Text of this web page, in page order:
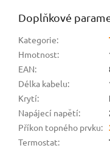
Doplňkové
Kategorie:
Hmotnost:
EAN:
Délka kabelu:
Krytí:
Napájecí napětí:
Příkon topného prvku:
Termostat: